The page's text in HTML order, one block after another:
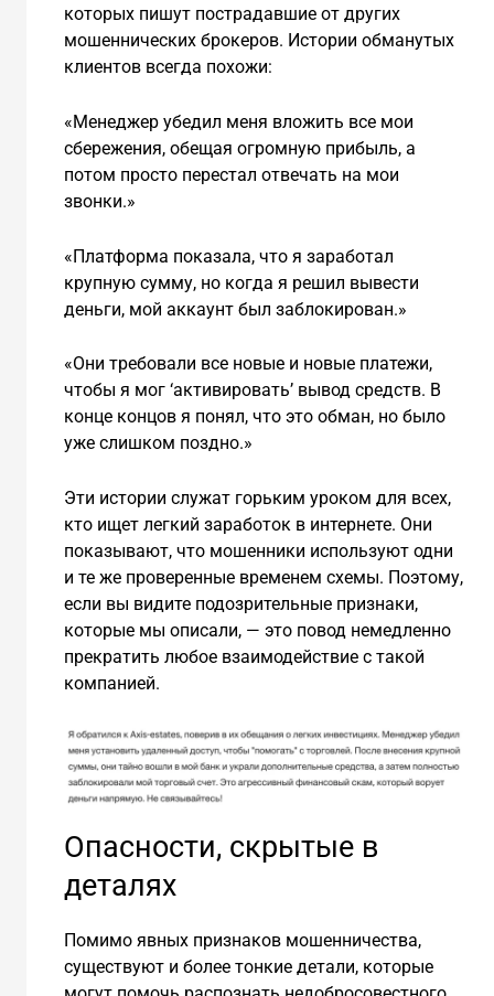
которых пишут пострадавшие от других
мошеннических брокеров. Истории обманутых
клиентов всегда похожи:
«Менеджер убедил меня вложить все мои
сбережения, обещая огромную прибыль, а
потом просто перестал отвечать на мои
звонки.»
«Платформа показала, что я заработал
крупную сумму, но когда я решил вывести
деньги, мой аккаунт был заблокирован.»
«Они требовали все новые и новые платежи,
чтобы я мог ‘активировать’ вывод средств. В
конце концов я понял, что это обман, но было
уже слишком поздно.»
Эти истории служат горьким уроком для всех,
кто ищет легкий заработок в интернете. Они
показывают, что мошенники используют одни
и те же проверенные временем схемы. Поэтому,
если вы видите подозрительные признаки,
которые мы описали, — это повод немедленно
прекратить любое взаимодействие с такой
компанией.
Опасности, скрытые в
деталях
Помимо явных признаков мошенничества,
существуют и более тонкие детали, которые